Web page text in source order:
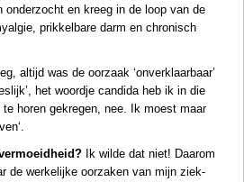
onderzocht en kreeg in de loop van de
prikkelbare darm en chronisch
altijd was de oorzaak ‘onverklaarbaar’
het woordje candida heb ik in die
horen gekregen, nee. Ik moest maar
Ik wilde dat niet! Daarom
de werkelijke oorzaken van mijn ziek-